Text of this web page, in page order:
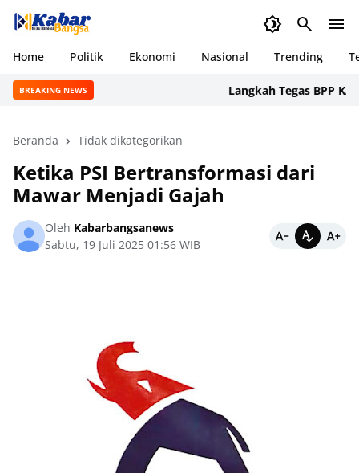
Home Politik Ekonomi Nasional Trending
BREAKING NEWS Langkah Tegas BPP
Beranda Tidak dikategorikan
Ketika PSI Bertransformasi dari
Mawar Menjadi Gajah
Oleh Kabarbangsanews
Sabtu, 19 Juli 2025 01:56 WIB